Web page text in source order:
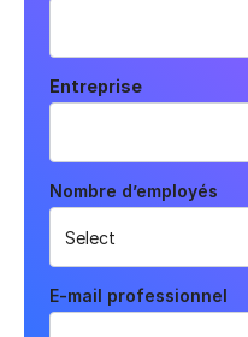
Entreprise
Nombre d’employés
E-mail professionnel